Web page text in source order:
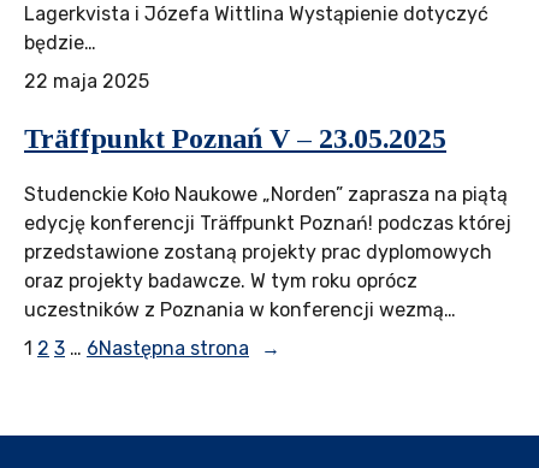
Lagerkvista i Józefa Wittlina Wystąpienie dotyczyć
będzie…
22 maja 2025
Träffpunkt Poznań V – 23.05.2025
Studenckie Koło Naukowe „Norden” zaprasza na piątą
edycję konferencji Träffpunkt Poznań! podczas której
przedstawione zostaną projekty prac dyplomowych
oraz projekty badawcze. W tym roku oprócz
uczestników z Poznania w konferencji wezmą…
1 2 3 … 6Następna strona →